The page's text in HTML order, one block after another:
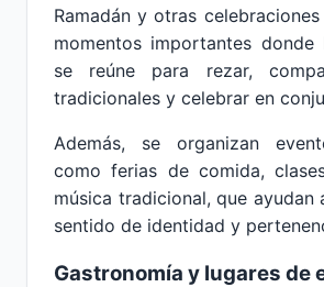
Ramadán y otras
momentos importantes donde
se reúne para rezar,
tradicionales y celebrar en
Además, se organizan
como ferias de comida,
música tradicional, que ayudan
sentido de identidad y
Gastronomía y lugares de